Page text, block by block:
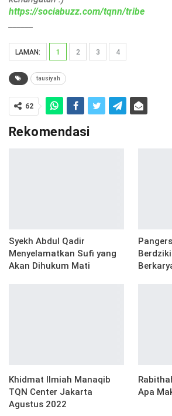
https://sociabuzz.com/tqnn/tribe
LAMAN: 1 2 3 4
tausiyah
62
Rekomendasi
Syekh Abdul Qadir
Menyelamatkan Sufi yang
Akan Dihukum Mati
Khidmat Ilmiah Manaqib
TQN Center Jakarta
Agustus 2022
Apa